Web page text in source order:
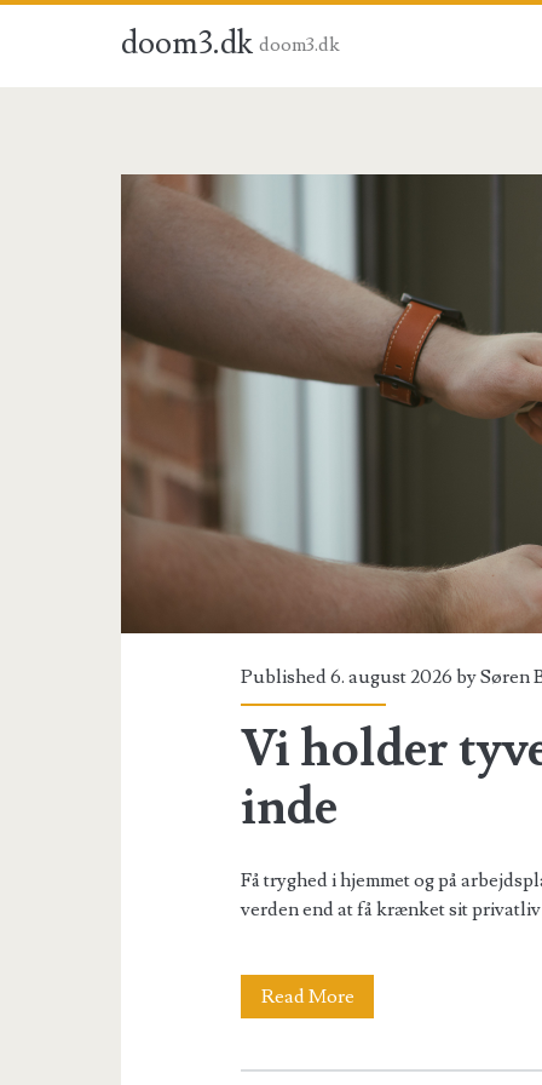
doom3.dk doom3.dk
Posts
Published 6. august 2026 bySøren
Vi holder
inde
Få tryghed i hjemmet og på
verden end at få krænket sit
Read MoreVi